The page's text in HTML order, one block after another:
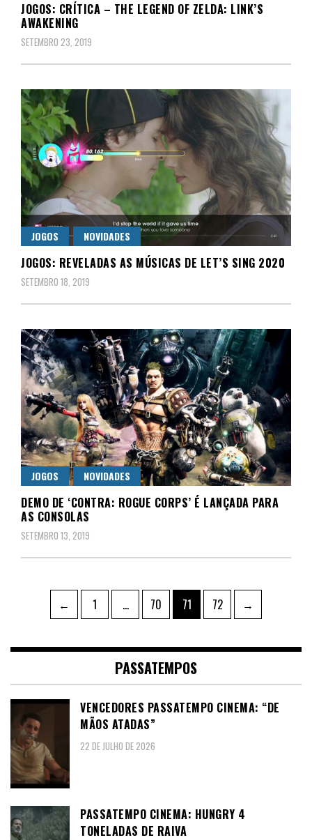
JOGOS: CRÍTICA – THE LEGEND OF ZELDA: LINK’S
AWAKENING
SETEMBRO 23, 2019
JOGOS NOVIDADES
JOGOS: REVELADAS AS MÚSICAS DE LET’S SING 2020
SETEMBRO 18, 2019
JOGOS NOVIDADES
DEMO DE ‘CONTRA: ROGUE CORPS’ É LANÇADA PARA
AS CONSOLAS
SETEMBRO 13, 2019
Paginação
conteúdos
← Page
1 … Page
70 Page
71 Page
72 →
PASSATEMPOS
VENCEDORES PASSATEMPO CINEMA: “DE
MÃOS ATADAS”
22 DE JULHO DE 2026
PASSATEMPO CINEMA: HUNGRY 4
TONELADAS DE RAIVA